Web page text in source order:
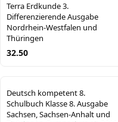
Terra Erdkunde 3.
Differenzierende Ausgabe
Nordrhein-Westfalen und
Thüringen
32.50
Deutsch kompetent 8.
Schulbuch Klasse 8. Ausgabe
Sachsen, Sachsen-Anhalt und